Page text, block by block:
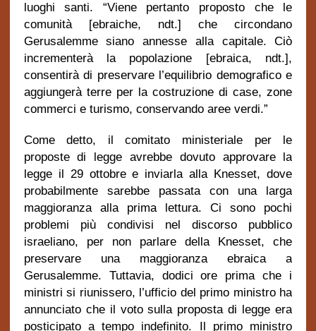
luoghi santi. “Viene pertanto proposto che le
comunità [ebraiche, ndt.] che circondano
Gerusalemme siano annesse alla capitale. Ciò
incrementerà la popolazione [ebraica, ndt.],
consentirà di preservare l’equilibrio demografico e
aggiungerà terre per la costruzione di case, zone
commerci e turismo, conservando aree verdi.”
Come detto, il comitato ministeriale per le
proposte di legge avrebbe dovuto approvare la
legge il 29 ottobre e inviarla alla Knesset, dove
probabilmente sarebbe passata con una larga
maggioranza alla prima lettura. Ci sono pochi
problemi più condivisi nel discorso pubblico
israeliano, per non parlare della Knesset, che
preservare una maggioranza ebraica a
Gerusalemme. Tuttavia, dodici ore prima che i
ministri si riunissero, l’ufficio del primo ministro ha
annunciato che il voto sulla proposta di legge era
posticipato a tempo indefinito.
Il primo ministro